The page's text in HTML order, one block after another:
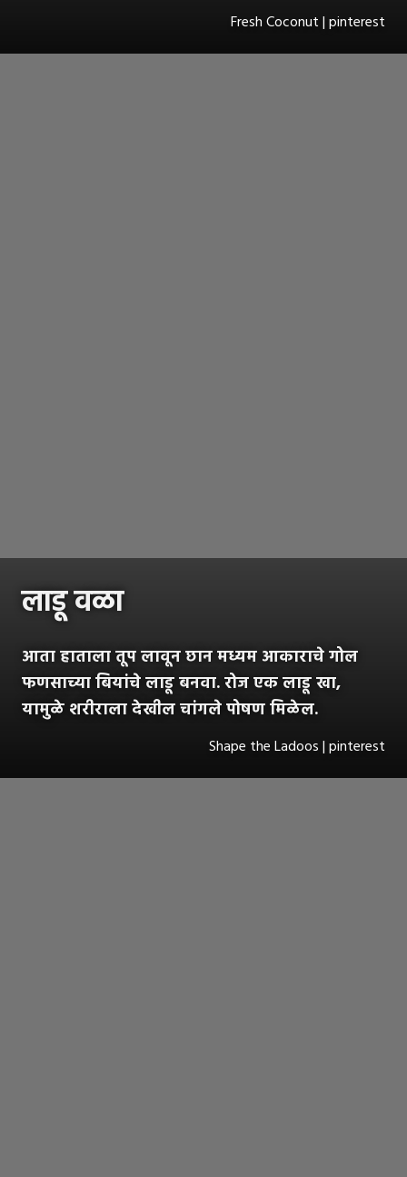
Fresh Coconut | pinterest
लाडू वळा
आता हाताला तूप लावून छान मध्यम आकाराचे गोल
फणसाच्या बियांचे लाडू बनवा. रोज एक लाडू खा,
यामुळे शरीराला देखील चांगले पोषण मिळेल.
Shape the Ladoos | pinterest